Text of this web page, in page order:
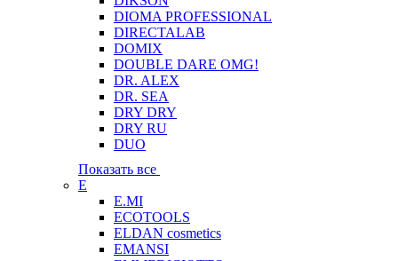
DIOMA PROFESSIONAL
DIRECTALAB
DOMIX
DOUBLE DARE OMG!
DR. ALEX
DR. SEA
DRY DRY
DRY RU
DUO
Показать все
E
E.MI
ECOTOOLS
ELDAN cosmetics
EMANSI